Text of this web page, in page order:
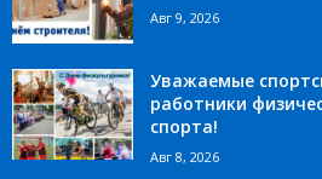
Авг 9, 2026
Уважаемые
работники
спорта!
Авг 8, 2026